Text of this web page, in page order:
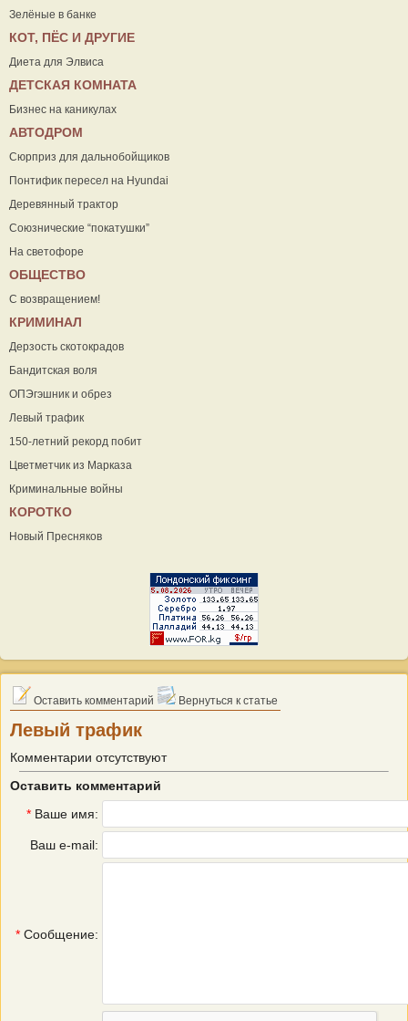
Зелёные в банке
КОТ, ПЁС И ДРУГИЕ
Диета для Элвиса
ДЕТСКАЯ КОМНАТА
Бизнес на каникулах
АВТОДРОМ
Сюрприз для дальнобойщиков
Понтифик пересел на Hyundai
Деревянный трактор
Союзнические “покатушки”
На светофоре
ОБЩЕСТВО
С возвращением!
КРИМИНАЛ
Дерзость скотокрадов
Бандитская воля
ОПЭгэшник и обрез
Левый трафик
150-летний рекорд побит
Цветметчик из Марказа
Криминальные войны
КОРОТКО
Новый Пресняков
Оставить комментарий Вернуться к статье
Левый трафик
Комментарии отсутствуют
Оставить комментарий
* Ваше имя:
Ваш e-mail:
* Сообщение: